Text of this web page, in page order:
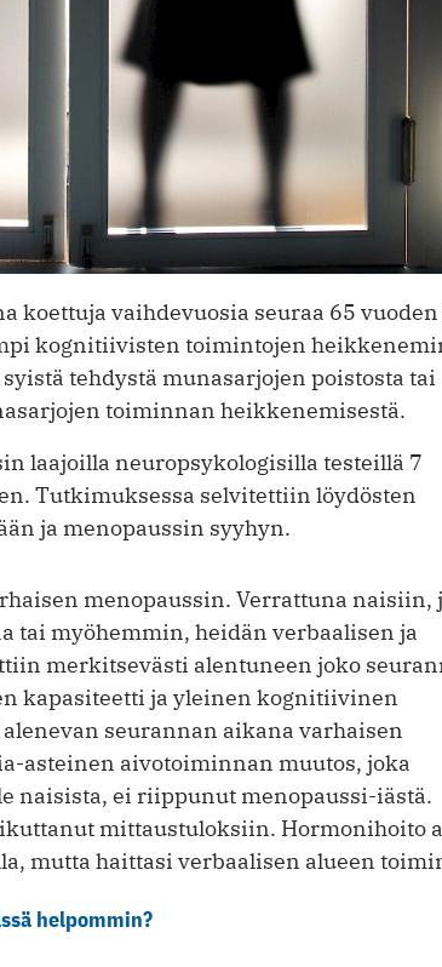
koettuja vaihdevuosia seuraa 65
kognitiivisten toimintojen
tehdystä munasarjojen poistosta tai
toiminnan heikkenemisestä.
laajoilla neuropsykologisilla testeillä 7
Tutkimuksessa selvitettiin löydösten
ja menopaussin syyhyn.
menopaussin. Verrattuna naisiin,
tai myöhemmin, heidän verbaalisen ja
merkitsevästi alentuneen joko
kapasiteetti ja yleinen kognitiivinen
seurannan aikana varhaisen
asteinen aivotoiminnan muutos, joka
naisista, ei riippunut menopaussi-iästä.
mittaustuloksiin. Hormonihoito
mutta haittasi verbaalisen alueen
helpommin?